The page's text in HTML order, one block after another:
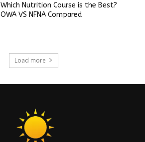
Which Nutrition Course is the Best?
OWA VS NFNA Compared
Load more